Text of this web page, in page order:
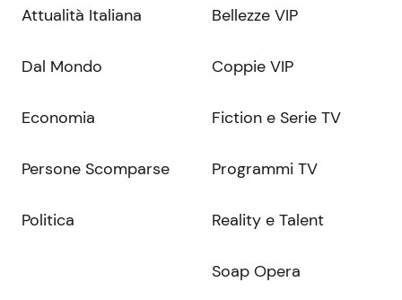
Attualità Italiana
Dal Mondo
Economia
Persone Scomparse
Politica
Bellezze VIP
Coppie VIP
Fiction e Serie TV
Programmi TV
Reality e Talent
Soap Opera